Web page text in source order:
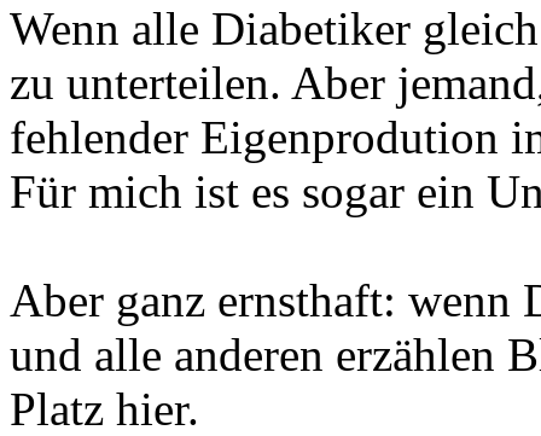
Wenn alle Diabetiker
zu unterteilen. Aber
fehlender Eigenprodution
Für mich ist es sogar ein
Aber ganz ernsthaft: wenn
und alle anderen erzählen
Platz hier.